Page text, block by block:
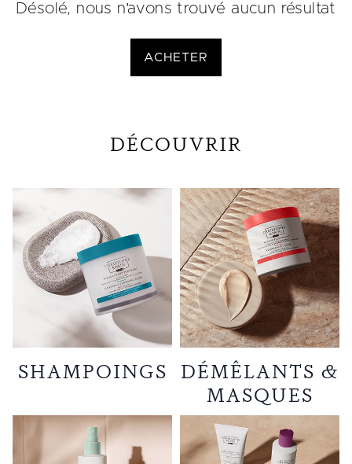
Désolé, nous n'avons trouvé aucun résultat
ACHETER
DÉCOUVRIR
SHAMPOINGS
DÉMÊLANTS &
MASQUES